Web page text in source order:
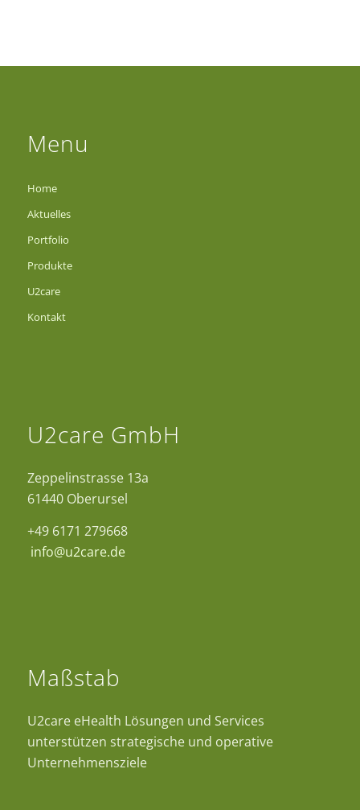
Menu
Home
Aktuelles
Portfolio
Produkte
U2care
Kontakt
U2care GmbH
Zeppelinstrasse 13a
61440 Oberursel
+49 6171 279668
info@u2care.de
Maßstab
U2care eHealth Lösungen und Services
unterstützen strategische und operative
Unternehmensziele